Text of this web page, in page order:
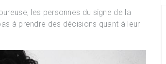
les personnes du signe de la
à prendre des décisions quant à leur